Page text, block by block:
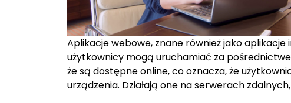
Aplikacje webowe, znane również jako
użytkownicy mogą uruchamiać za
że są dostępne online, co oznacza, że
urządzenia. Działają one na serwerach